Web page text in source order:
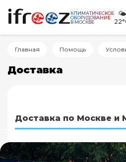
КЛИМАТИЧЕСКОЕ
ОБОРУДОВАНИЕ
В МОСКВЕ
🌤️
Главная Помощь
Доставка
Доставка по Москве и